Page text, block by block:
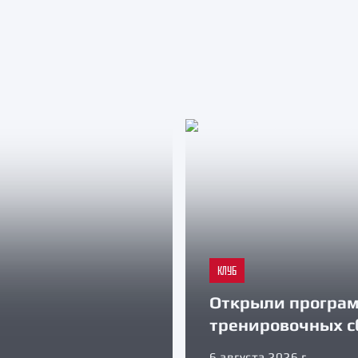
КЛУБ
Открыли
тренировочных